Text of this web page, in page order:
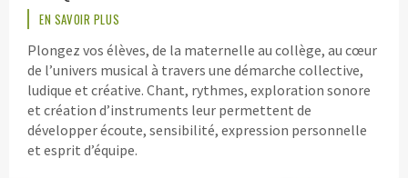
EN SAVOIR PLUS
Plongez vos élèves, de la maternelle au collège, au cœur
de l’univers musical à travers une démarche collective,
ludique et créative. Chant, rythmes, exploration sonore
et création d’instruments leur permettent de
développer écoute, sensibilité, expression personnelle
et esprit d’équipe.